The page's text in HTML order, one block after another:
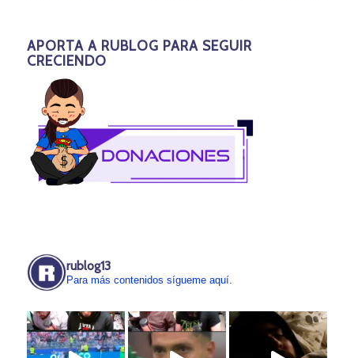
APORTA A RUBLOG PARA SEGUIR
CRECIENDO
rublog13
Para más contenidos sígueme aquí.